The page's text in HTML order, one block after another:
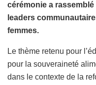
cérémonie a
leaders
femmes.
Le thème retenu pour
pour la souveraineté
dans le contexte de la